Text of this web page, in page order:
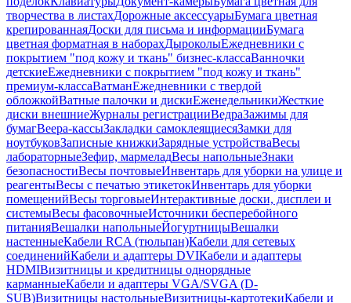
творчества в листахДорожные аксессуарыБумага цветная
крепированнаяДоски для письма и информацииБумага
цветная форматная в наборахДыроколыЕжедневники с
покрытием "под кожу и ткань" бизнес-классаВанночки
детскиеЕжедневники с покрытием "под кожу и ткань"
премиум-классаВатманЕжедневники с твердой
обложкойВатные палочки и дискиЕженедельникиЖесткие
диски внешниеЖурналы регистрацииВедраЗажимы для
бумагВеера-кассыЗакладки самоклеящиесяЗамки для
ноутбуковЗаписные книжкиЗарядные устройстваВесы
лабораторныеЗефир, мармеладВесы напольныеЗнаки
безопасностиВесы почтовыеИнвентарь для уборки на улице и
реагентыВесы с печатью этикетокИнвентарь для уборки
помещенийВесы торговыеИнтерактивные доски, дисплеи и
системыВесы фасовочныеИсточники бесперебойного
питанияВешалки напольныеЙогуртницыВешалки
настенныеКабели RCA (тюльпан)Кабели для сетевых
соединенийКабели и адаптеры DVIКабели и адаптеры
HDMIВизитницы и кредитницы однорядные
карманныеКабели и адаптеры VGA/SVGA (D-
SUB)Визитницы настольныеВизитницы-картотекиКабели и